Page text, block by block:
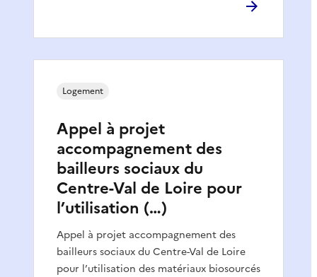
Appel à projet
accompagnement des
bailleurs sociaux du
Centre-Val de Loire pour
l’utilisation (…)
Appel à projet accompagnement des
bailleurs sociaux du Centre-Val de Loire
pour l’utilisation des matériaux biosourcés
Logement